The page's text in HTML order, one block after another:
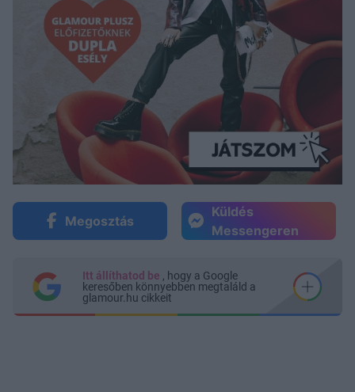
Megosztás
Küldés
Messengeren
Itt állíthatod be , hogy a Google
keresőben könnyebben megtaláld a
glamour.hu cikkeit